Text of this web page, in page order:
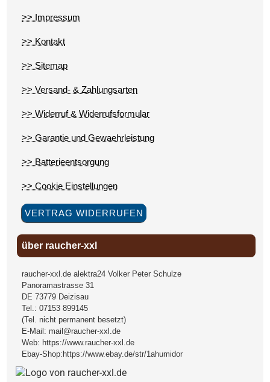
>> Impressum
>> Kontakt
>> Sitemap
>> Versand- & Zahlungsarten
>> Widerruf & Widerrufsformular
>> Garantie und Gewaehrleistung
>> Batterieentsorgung
>> Cookie Einstellungen
VERTRAG WIDERRUFEN
über raucher-xxl
raucher-xxl.de alektra24 Volker Peter Schulze
Panoramastrasse 31
DE 73779 Deizisau
Tel.:07153 899145
(Tel. nicht permanent besetzt)
E-Mail: mail@raucher-xxl.de
Web: https://www.raucher-xxl.de
Ebay-Shop: https://www.ebay.de/str/1ahumidor